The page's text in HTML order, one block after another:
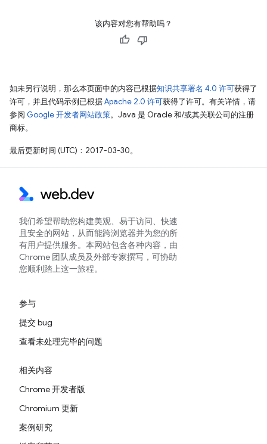
该内容对您有帮助吗？
如未另行说明，那么本页面中的内容已根据知识共享署名 4.0 许可获得了
许可，并且代码示例已根据Apache 2.0 许可获得了许可。有关详情，请
参阅 Google 开发者网站政策。Java 是 Oracle 和/或其关联公司的注册
商标。
最后更新时间 (UTC)：2017-03-30。
我们希望帮助您构建美观、易于访问、快速
且安全的网站，从而能跨浏览器并为您的所
有用户提供服务。本网站包含各种内容，由
Chrome 团队成员及外部专家撰写，可协助
您顺利踏上这一旅程。
参与
提交 bug
查看未处理完毕的问题
相关内容
Chrome 开发者版
Chromium 更新
案例研究